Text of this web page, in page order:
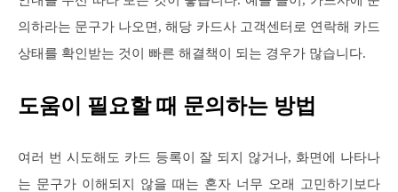
의하라는 문구가 나오면, 해당 카드사 고객센터로 연락해 카드
상태를 확인받는 것이 빠른 해결책이 되는 경우가 많습니다.
도움이 필요할 때 문의하는 방법
여러 번 시도해도 카드 등록이 잘 되지 않거나, 화면에 나타나
는 문구가 이해되지 않을 때는 혼자 너무 오래 고민하기보다